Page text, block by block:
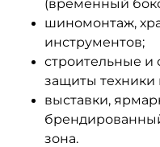
(временный
шиномонтаж,
инструментов;
строительные и
защиты техники
выставки,
зона.